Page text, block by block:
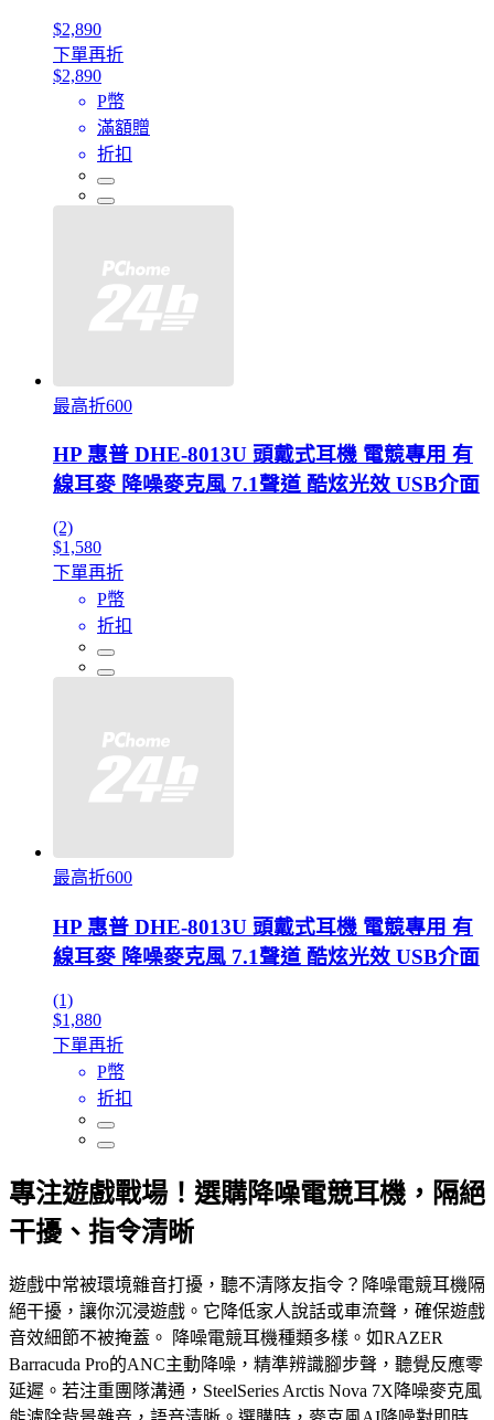
$2,890
下單再折
$2,890
P幣
滿額贈
折扣
最高折600
HP 惠普 DHE-8013U 頭戴式耳機 電競專用 有
線耳麥 降噪麥克風 7.1聲道 酷炫光效 USB介面
(2)
$1,580
下單再折
P幣
折扣
最高折600
HP 惠普 DHE-8013U 頭戴式耳機 電競專用 有
線耳麥 降噪麥克風 7.1聲道 酷炫光效 USB介面
(1)
$1,880
下單再折
P幣
折扣
專注遊戲戰場！選購降噪電競耳機，隔絕
干擾、指令清晰
遊戲中常被環境雜音打擾，聽不清隊友指令？降噪電競耳機隔
絕干擾，讓你沉浸遊戲。它降低家人說話或車流聲，確保遊戲
音效細節不被掩蓋。 降噪電競耳機種類多樣。如RAZER
Barracuda Pro的ANC主動降噪，精準辨識腳步聲，聽覺反應零
延遲。若注重團隊溝通，SteelSeries Arctis Nova 7X降噪麥克風